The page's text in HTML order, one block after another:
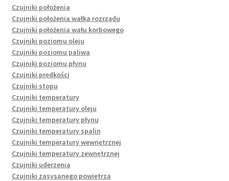
Czujniki położenia
Czujniki położenia wałka rozrządu
Czujniki położenia wału korbowego
Czujniki poziomu oleju
Czujniki poziomu paliwa
Czujniki poziomu płynu
Czujniki prędkości
Czujniki stopu
Czujniki temperatury
Czujniki temperatury oleju
Czujniki temperatury płynu
Czujniki temperatury spalin
Czujniki temperatury wewnętrznej
Czujniki temperatury zewnętrznej
Czujniki uderzenia
Czujniki zasysanego powietrza